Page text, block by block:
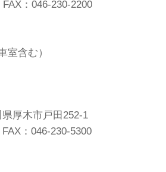
FAX：046-230-2200
室含む）
厚木市戸田252-1
：046-230-5300